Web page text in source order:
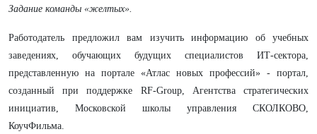
Задание команды «желтых».
Работодатель предложил вам изучить информацию об учебных
заведениях, обучающих будущих специалистов ИТ-сектора,
представленную на портале «Атлас новых профессий» - портал,
созданный при поддержке RF-Group, Агентства стратегических
инициатив, Московской школы управления СКОЛКОВО,
КоучФильма.